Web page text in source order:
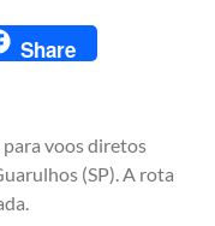
Share
para voos diretos
(SP). A rota